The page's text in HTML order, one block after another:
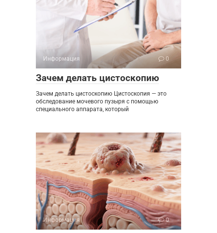
Информация 0
Зачем делать цистоскопию
Зачем делать цистоскопию Цистоскопия — это
обследование мочевого пузыря с помощью
специального аппарата, который
Информация 0